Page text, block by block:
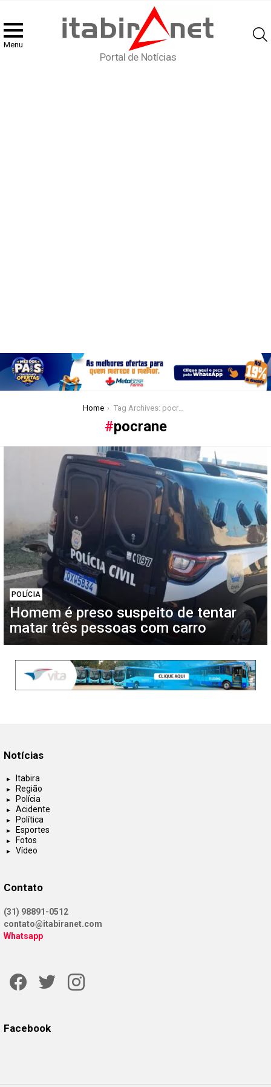
Menu
Portal de Notícias
Home Tag Archives: pocrane
pocrane
POLÍCIA
Homem é preso suspeito de tentar
matar três pessoas com carro
Notícias
Itabira
Região
Polícia
Acidente
Política
Esportes
Fotos
Vídeo
Contato
(31) 98891-0512
contato@itabiranet.com
Whatsapp
Facebook